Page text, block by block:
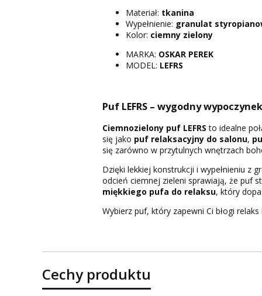
Materiał: tkanina
Wypełnienie: granulat
Kolor: ciemny zielony
MARKA: OSKAR PEREK
MODEL: LEFRS
Puf LEFRS – wygodny
Ciemnozielony puf LEFRS to idealne
się jako puf relaksacyjny do salonu,
się zarówno w przytulnych wnętrzach
Dzięki lekkiej konstrukcji i wypełnieniu z
odcień ciemnej zieleni sprawiają, że puf
miękkiego pufa do relaksu, który
Wybierz puf, który zapewni Ci błogi
Cechy produktu